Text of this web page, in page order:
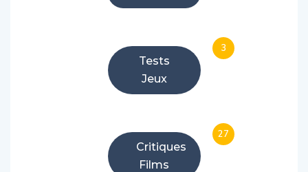
Tests
Jeux
3
Critiques
Films
27